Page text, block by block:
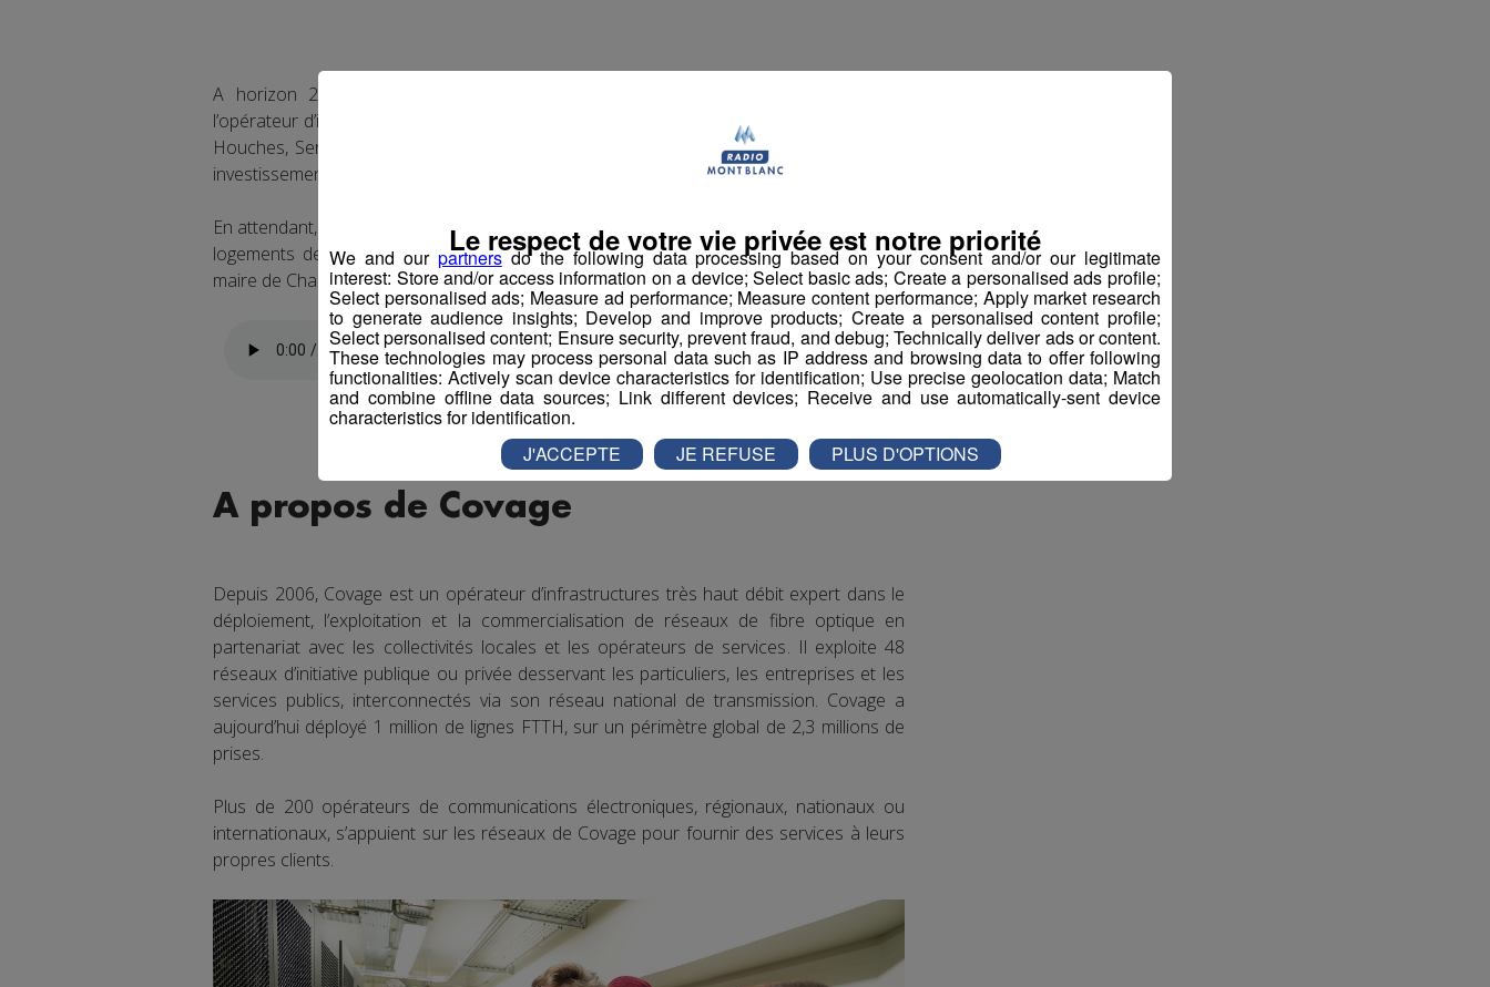
A horizon 2023, Vallée de Chamonix Mont-Blanc Connectée, la filiale locale de
l’opérateur d’infrastructure fibre équipera l’intégralité des communes de Chamonix, Les
Houches, Servoz et Vallorcine par le déploiement de 23 000 prises FTTH grâce à un
investissement couvert par ses fonds privés.
En attendant, pas moins 80 personnes sont à pied d’œuvre pour couvrir l’ensemble des
logements de particuliers et locaux à usage professionnels explique Eric Fournier le
maire de Chamonix.
A propos de Covage
Depuis 2006, Covage est un opérateur d’infrastructures très haut débit expert dans le
déploiement, l’exploitation et la commercialisation de réseaux de fibre optique en
partenariat avec les collectivités locales et les opérateurs de services. Il exploite 48
réseaux d’initiative publique ou privée desservant les particuliers, les entreprises et les
services publics, interconnectés via son réseau national de transmission. Covage a
aujourd’hui déployé 1 million de lignes FTTH, sur un périmètre global de 2,3 millions de
prises.
Plus de 200 opérateurs de communications électroniques, régionaux, nationaux ou
internationaux, s’appuient sur les réseaux de Covage pour fournir des services à leurs
propres clients.
We and our partnersdo the following data processing based on your consent and/or our legitimate
interest: Store and/or access information on a device; Select basic ads; Create a personalised ads profile;
Select personalised ads; Measure ad performance; Measure content performance; Apply market research
to generate audience insights; Develop and improve products; Create a personalised content profile;
Select personalised content; Ensure security, prevent fraud, and debug; Technically deliver ads or content.
These technologies may process personal data such as IP address and browsing data to offer following
functionalities: Actively scan device characteristics for identification; Use precise geolocation data; Match
and combine offline data sources; Link different devices; Receive and use automatically-sent device
characteristics for identification.
Le respect de votre vie privée est notre priorité
J'ACCEPTE JE REFUSE PLUS D'OPTIONS